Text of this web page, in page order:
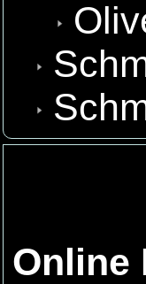
Online